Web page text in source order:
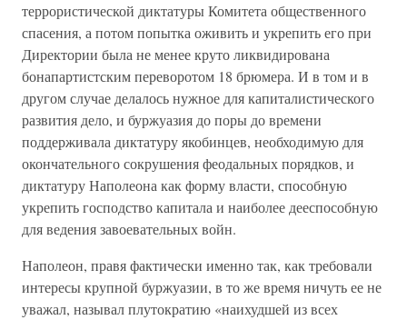
террористической диктатуры Комитета общественного
спасения, а потом попытка оживить и укрепить его при
Директории была не менее круто ликвидирована
бонапартистским переворотом 18 брюмера. И в том и в
другом случае делалось нужное для капиталистического
развития дело, и буржуазия до поры до времени
поддерживала диктатуру якобинцев, необходимую для
окончательного сокрушения феодальных порядков, и
диктатуру Наполеона как форму власти, способную
укрепить господство капитала и наиболее дееспособную
для ведения завоевательных войн.
Наполеон, правя фактически именно так, как требовали
интересы крупной буржуазии, в то же время ничуть ее не
уважал, называл плутократию «наихудшей из всех